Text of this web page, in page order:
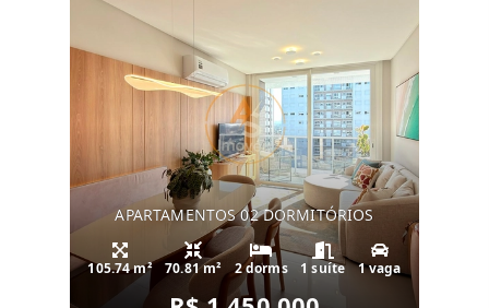
APARTAMENTOS 02 DORMITÓRIOS
105.74 m² 70.81 m² 2 dorms 1 suíte 1 vaga